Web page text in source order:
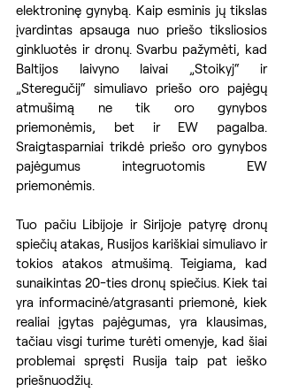
elektroninę gynybą. Kaip esminis jų tikslas
įvardintas apsauga nuo priešo tiksliosios
ginkluotės ir dronų. Svarbu pažymėti, kad
Baltijos laivyno laivai „Stoikyj“ ir
„Steregučij“ simuliavo priešo oro pajėgų
atmušimą ne tik oro gynybos
priemonėmis, bet ir EW pagalba.
Sraigtasparniai trikdė priešo oro gynybos
pajėgumus integruotomis EW
priemonėmis.
Tuo pačiu Libijoje ir Sirijoje patyrę dronų
spiečių atakas, Rusijos kariškiai simuliavo ir
tokios atakos atmušimą. Teigiama, kad
sunaikintas 20-ties dronų spiečius. Kiek tai
yra informacinė/atgrasanti priemonė, kiek
realiai įgytas pajėgumas, yra klausimas,
tačiau visgi turime turėti omenyje, kad šiai
problemai spręsti Rusija taip pat ieško
priešnuodžių.